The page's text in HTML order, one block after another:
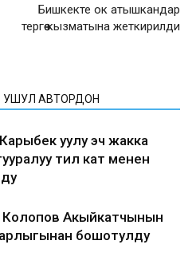
Бишкекте ок атышкандар
тергөө кызматына жеткирилди
УШУЛ АВТОРДОН
уулу эч жакка
тил кат менен
Акыйкатчынын
бошотулду